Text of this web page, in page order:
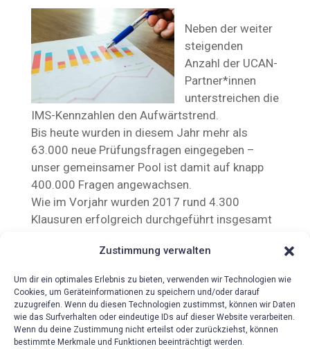
Zustimmung verwalten
Um dir ein optimales Erlebnis zu bieten, verwenden wir Technologien wie
Cookies, um Geräteinformationen zu speichern und/oder darauf
zuzugreifen. Wenn du diesen Technologien zustimmst, können wir Daten
wie das Surfverhalten oder eindeutige IDs auf dieser Website verarbeiten.
Wenn du deine Zustimmung nicht erteilst oder zurückziehst, können
bestimmte Merkmale und Funktionen beeinträchtigt werden.
Neben der weiter
steigenden
Anzahl der UCAN-
Partner*innen
unterstreichen die
IMS-Kennzahlen den Aufwärtstrend.
Bis heute wurden in diesem Jahr mehr als
63.000 neue Prüfungsfragen eingegeben –
unser gemeinsamer Pool ist damit auf knapp
400.000 Fragen angewachsen.
Wie im Vorjahr wurden 2017 rund 4.300
Klausuren erfolgreich durchgeführt insgesamt
{!{wpv-post-date format=’d.m.Y‘}!}